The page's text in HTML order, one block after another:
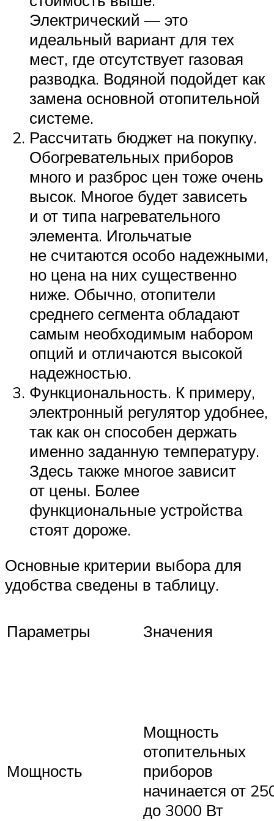
Электрический — это
идеальный вариант для тех
мест, где отсутствует газовая
разводка. Водяной подойдет как
замена основной отопительной
системе.
Рассчитать бюджет на покупку.
Обогревательных приборов
много и разброс цен тоже очень
высок. Многое будет зависеть
и от типа нагревательного
элемента. Игольчатые
не считаются особо надежными,
но цена на них существенно
ниже. Обычно, отопители
среднего сегмента обладают
самым необходимым набором
опций и отличаются высокой
надежностью.
Функциональность. К примеру,
электронный регулятор удобнее,
так как он способен держать
именно заданную температуру.
Здесь также многое зависит
от цены. Более
функциональные устройства
стоят дороже.
Основные критерии выбора для
удобства сведены в таблицу.
Параметры Значения
Мощность
Мощность
отопительных
приборов
начинается от
до 3000 Вт